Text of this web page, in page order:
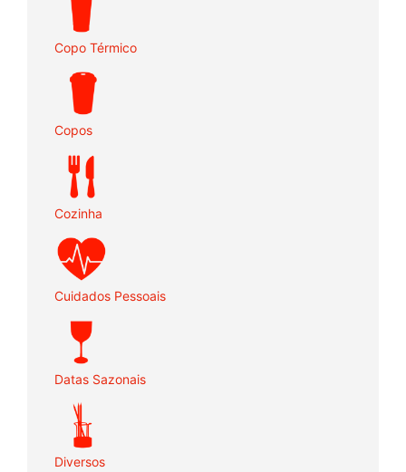
Copo Térmico
Copos
Cozinha
Cuidados Pessoais
Datas Sazonais
Diversos